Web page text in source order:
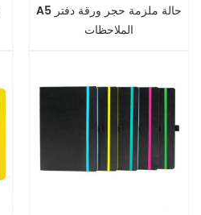
A5 حالة ملزمة حجر ورقة دفتر
الملاحظات